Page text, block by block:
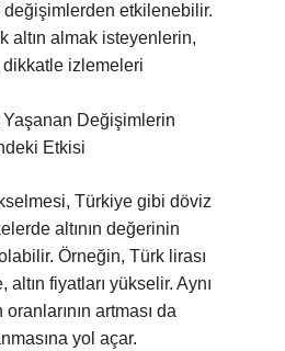
değişimlerden etkilenebilir.
altın almak isteyenlerin,
dikkatle izlemeleri
Yaşanan Değişimlerin
Etkisi
Türkiye gibi döviz
altının değerinin
Örneğin, Türk lirası
fiyatları yükselir. Aynı
artması da
yol açar.